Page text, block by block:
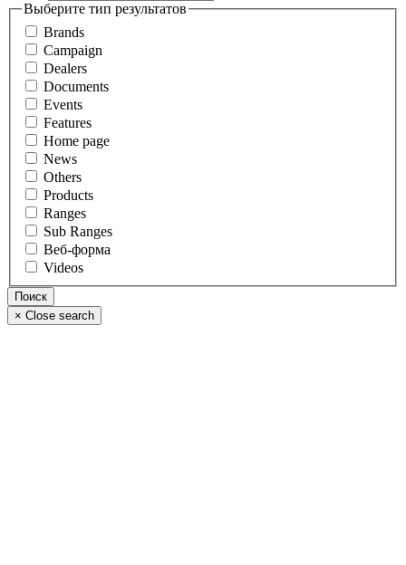
Выберите тип результатов
Brands
Campaign
Dealers
Documents
Events
Features
Home page
News
Others
Products
Ranges
Sub Ranges
Веб-форма
Videos
× Close search